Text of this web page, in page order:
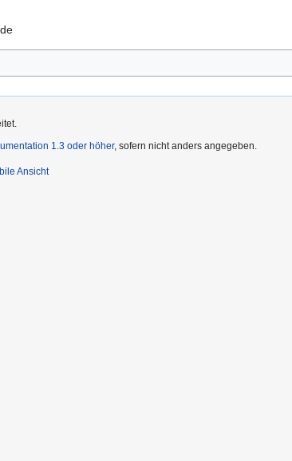
1.3 oder höher, sofern nicht anders angegeben.
Ansicht